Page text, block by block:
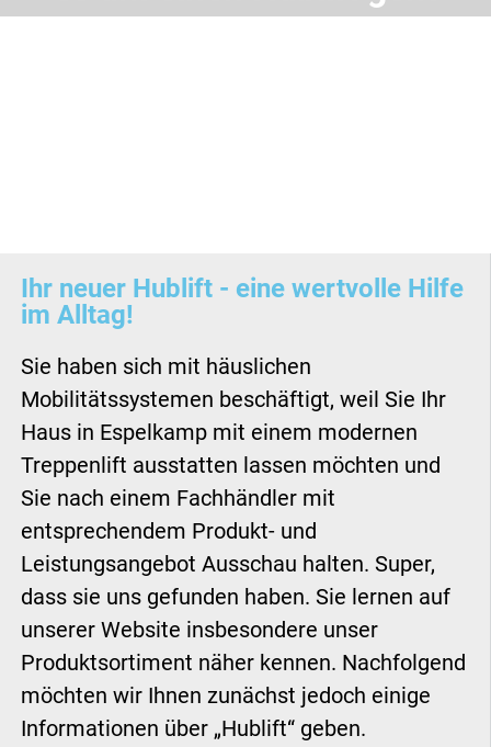
Ihr neuer Hublift - eine wertvolle Hilfe
im Alltag!
Sie haben sich mit häuslichen
Mobilitätssystemen beschäftigt, weil Sie Ihr
Haus in Espelkamp mit einem modernen
Treppenlift ausstatten lassen möchten und
Sie nach einem Fachhändler mit
entsprechendem Produkt- und
Leistungsangebot Ausschau halten. Super,
dass sie uns gefunden haben. Sie lernen auf
unserer Website insbesondere unser
Produktsortiment näher kennen. Nachfolgend
möchten wir Ihnen zunächst jedoch einige
Informationen über „Hublift“ geben.